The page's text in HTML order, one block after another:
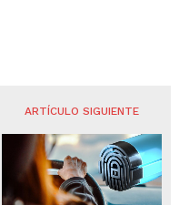
ARTÍCULO SIGUIENTE